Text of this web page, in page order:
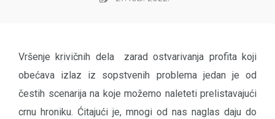
Vršenje krivičnih dela zarad ostvarivanja profita koji
obećava izlaz iz sopstvenih problema jedan je od
čestih scenarija na koje možemo naleteti prelistavajući
crnu hroniku. Ćitajući je, mnogi od nas naglas daju do